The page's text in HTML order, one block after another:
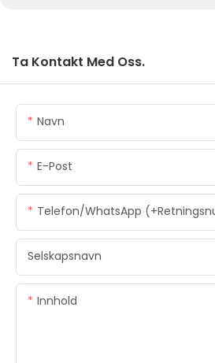
Ta Kontakt Med Oss.
Navn
E-Post
Telefon/WhatsApp
Selskapsnavn
Innhold